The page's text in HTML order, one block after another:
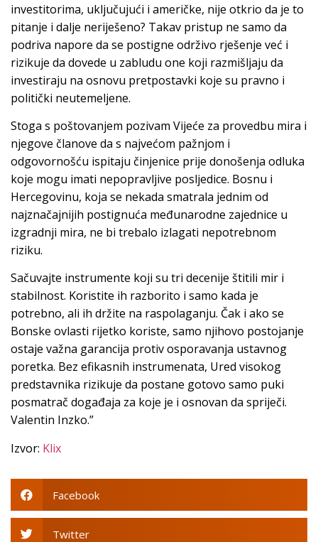
investitorima, uključujući i američke, nije otkrio da je to
pitanje i dalje neriješeno? Takav pristup ne samo da
podriva napore da se postigne održivo rješenje već i
rizikuje da dovede u zabludu one koji razmišljaju da
investiraju na osnovu pretpostavki koje su pravno i
politički neutemeljene.
Stoga s poštovanjem pozivam Vijeće za provedbu mira i
njegove članove da s najvećom pažnjom i
odgovornošću ispitaju činjenice prije donošenja odluka
koje mogu imati nepopravljive posljedice. Bosnu i
Hercegovinu, koja se nekada smatrala jednim od
najznačajnijih postignuća međunarodne zajednice u
izgradnji mira, ne bi trebalo izlagati nepotrebnom
riziku.
Sačuvajte instrumente koji su tri decenije štitili mir i
stabilnost. Koristite ih razborito i samo kada je
potrebno, ali ih držite na raspolaganju. Čak i ako se
Bonske ovlasti rijetko koriste, samo njihovo postojanje
ostaje važna garancija protiv osporavanja ustavnog
poretka. Bez efikasnih instrumenata, Ured visokog
predstavnika rizikuje da postane gotovo samo puki
posmatrač događaja za koje je i osnovan da spriječi.
Valentin Inzko.”
Izvor: Klix
Facebook
Twitter